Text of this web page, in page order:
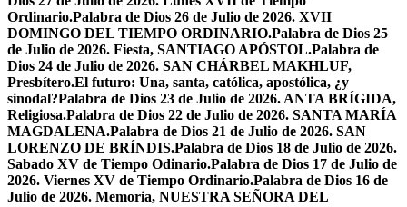
Ordinario.Palabra de Dios 26 de Julio de 2026. XVII
DOMINGO DEL TIEMPO ORDINARIO.Palabra de Dios 25
de Julio de 2026. Fiesta, SANTIAGO APÓSTOL.Palabra de
Dios 24 de Julio de 2026. SAN CHÁRBEL MAKHLUF,
Presbítero.El futuro: Una, santa, católica, apostólica, ¿y
sinodal?Palabra de Dios 23 de Julio de 2026. ANTA BRÍGIDA,
Religiosa.Palabra de Dios 22 de Julio de 2026. SANTA MARÍA
MAGDALENA.Palabra de Dios 21 de Julio de 2026. SAN
LORENZO DE BRÍNDIS.Palabra de Dios 18 de Julio de 2026.
Sabado XV de Tiempo Odinario.Palabra de Dios 17 de Julio de
2026. Viernes XV de Tiempo Ordinario.Palabra de Dios 16 de
Julio de 2026. Memoria, NUESTRA SEÑORA DEL